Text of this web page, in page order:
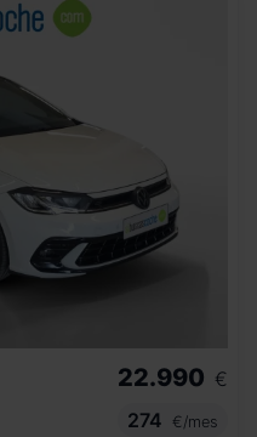
22.990 €
274
€/mes